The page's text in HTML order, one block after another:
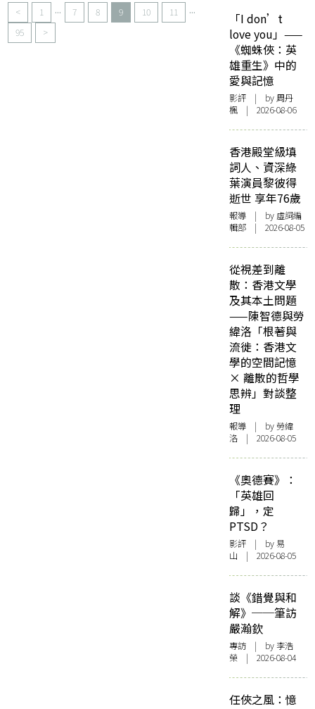
< 1 ... 7 8 9 10 11 ...
95 >
「I don’t
love you」——
《蜘蛛俠：英
雄重生》中的
愛與記憶
影評 | by周丹
楓 | 2026-08-06
香港殿堂級填
詞人、資深綠
葉演員黎彼得
逝世 享年76歲
報導 | by 虛詞編
輯部 | 2026-08-05
從視差到離
散：香港文學
及其本土問題
——陳智德與勞
緯洛「根著與
流徙：香港文
學的空間記憶
× 離散的哲學
思辨」對談整
理
報導 | by 勞緯
洛 | 2026-08-05
《奧德賽》：
「英雄回
歸」，定
PTSD？
影評 | by 易
山 | 2026-08-05
談《錯覺與和
解》──筆訪
嚴瀚欽
專訪 | by 李浩
榮 | 2026-08-04
任俠之風：憶